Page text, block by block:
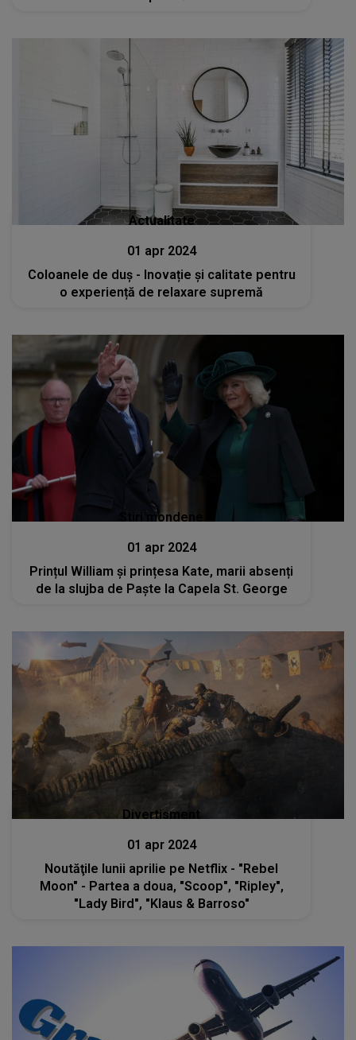
Actualitate
01 apr 2024
Coloanele de duș - Inovație și calitate pentru
o experiență de relaxare supremă
Stiri mondene
01 apr 2024
Prințul William și prințesa Kate, marii absenți
de la slujba de Paşte la Capela St. George
Divertisment
01 apr 2024
Noutăţile lunii aprilie pe Netflix - "Rebel
Moon" - Partea a doua, "Scoop", "Ripley",
"Lady Bird", "Klaus & Barroso"